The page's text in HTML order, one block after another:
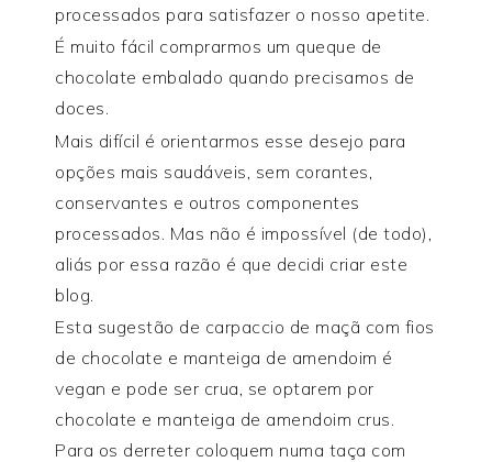
processados para satisfazer o nosso apetite.
É muito fácil comprarmos um queque de
chocolate embalado quando precisamos de
doces.
Mais difícil é orientarmos esse desejo para
opções mais saudáveis, sem corantes,
conservantes e outros componentes
processados. Mas não é impossível (de todo),
aliás por essa razão é que decidi criar este
blog.
Esta sugestão de carpaccio de maçã com fios
de chocolate e manteiga de amendoim é
vegan e pode ser crua, se optarem por
chocolate e manteiga de amendoim crus.
Para os derreter coloquem numa taça com